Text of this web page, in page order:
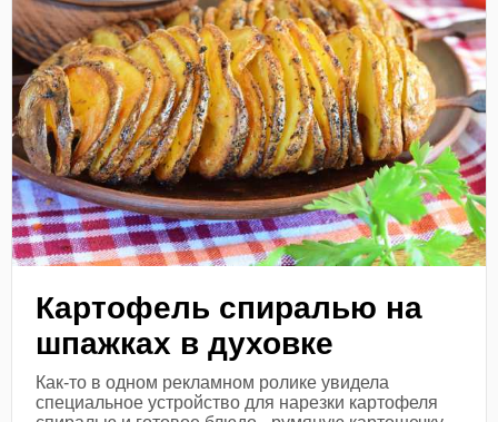
Картофель спиралью на
шпажках в духовке
Как-то в одном рекламном ролике увидела
специальное устройство для нарезки картофеля